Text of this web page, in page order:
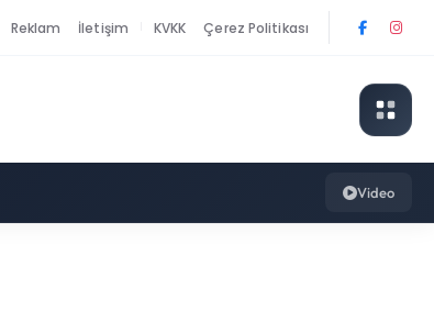
Reklam İletişim KVKK Çerez Politikası
Video